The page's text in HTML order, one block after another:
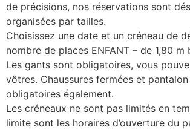
de précisions, nos réservations sont
organisées par tailles.
Choisissez une date et un créneau de
nombre de places ENFANT – de 1,80 m
Les gants sont obligatoires, vous
vôtres. Chaussures fermées et
obligatoires également.
Les créneaux ne sont pas limités en
limite sont les horaires d’ouverture du